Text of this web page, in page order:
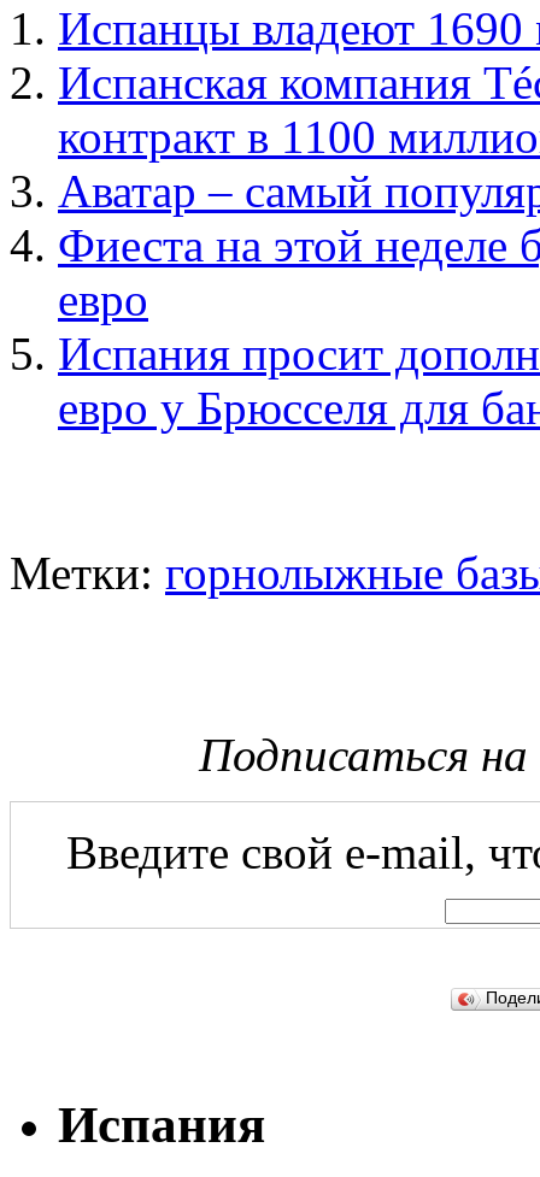
Испанцы владеют 1690
Испанская компания
контракт в 1100
Аватар – самый
Фиеста на этой неделе
евро
Испания просит
евро у Брюсселя для
Метки: горнолыжные
Подписаться
Введите свой e-mail,
Испания